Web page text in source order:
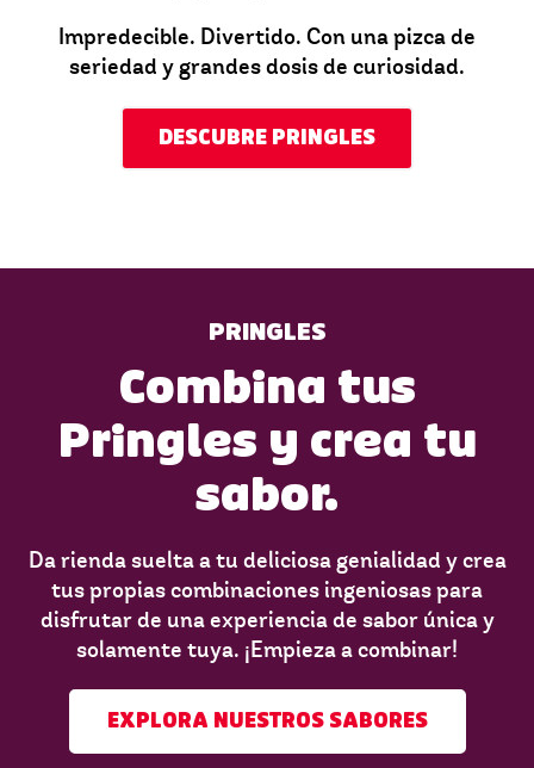
Impredecible. Divertido. Con una pizca de
seriedad y grandes dosis de curiosidad.
DESCUBRE PRINGLES
PRINGLES
Combina tus
Pringles y crea tu
sabor.
Da rienda suelta a tu deliciosa genialidad y crea
tus propias combinaciones ingeniosas para
disfrutar de una experiencia de sabor única y
solamente tuya. ¡Empieza a combinar!
EXPLORA NUESTROS SABORES